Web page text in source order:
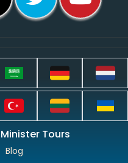
Minister Tours
Blog